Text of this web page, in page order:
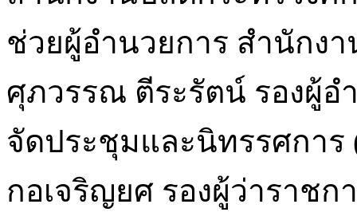
ช่วยผู้อำนวยการ สำนักงา
ศุภวรรณ ตีระรัตน์ รองผู้อ
จัดประชุมและนิทรรศกา
กอเจริญยศ รองผู้ว่าราช